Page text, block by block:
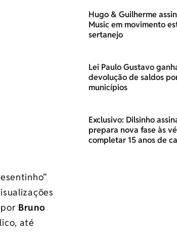
Bruno
até
Hugo & Guilherme
Music em movimento
sertanejo
Lei Paulo Gustavo
devolução de saldos
municípios
Exclusivo: Dilsinho
prepara nova fase às
completar 15 anos de